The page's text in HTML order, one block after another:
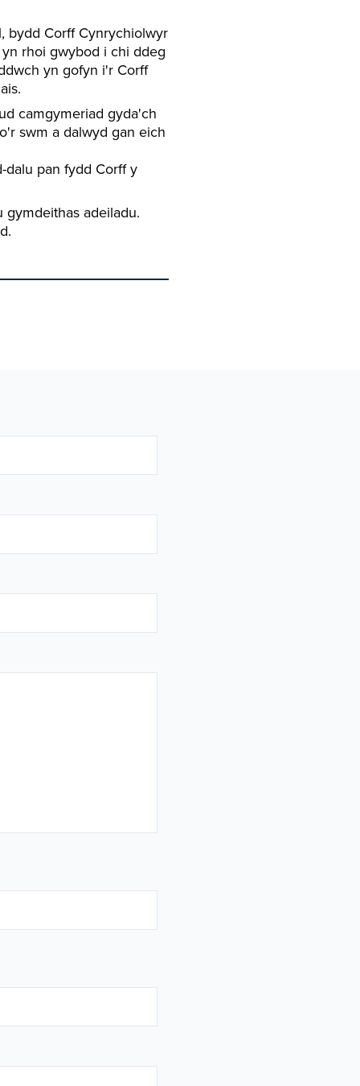
bydd Corff Cynrychiolwyr
yn rhoi gwybod i chi ddeg
yn gofyn i'r Corff
camgymeriad gyda'ch
swm a dalwyd gan eich
dalu pan fydd Corff y
adeiladu.